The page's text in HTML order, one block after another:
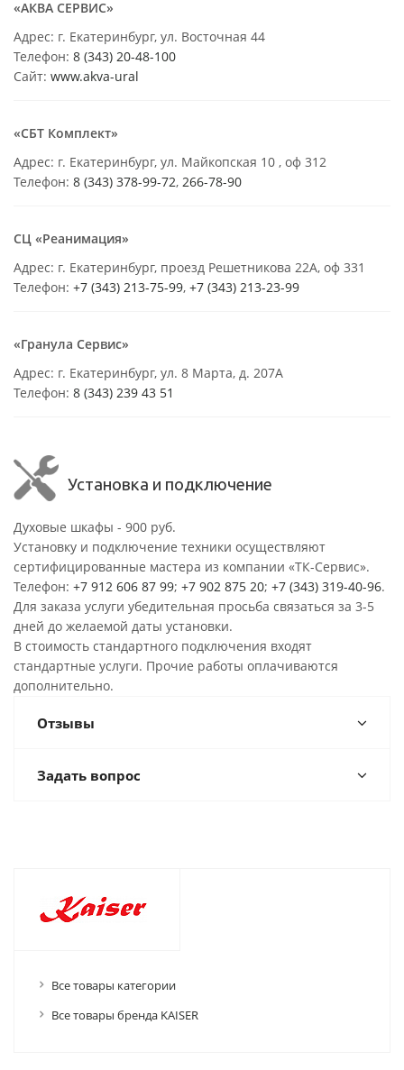
«АКВА СЕРВИС»
Адрес: г. Екатеринбург, ул. Восточная 44
Телефон: 8 (343) 20-48-100
Сайт: www.akva-ural
«СБТ Комплект»
Адрес: г. Екатеринбург, ул. Майкопская 10 , оф 312
Телефон: 8 (343) 378-99-72, 266-78-90
СЦ «Реанимация»
Адрес: г. Екатеринбург, проезд Решетникова 22А, оф 331
Телефон: +7 (343) 213-75-99, +7 (343) 213-23-99
«Гранула Сервис»
Адрес: г. Екатеринбург, ул. 8 Марта, д. 207А
Телефон: 8 (343) 239 43 51
Установка и подключение
Духовые шкафы - 900 руб.
Установку и подключение техники осуществляют
сертифицированные мастера из компании «ТК-Сервис».
Телефон: +7 912 606 87 99; +7 902 875 20; +7 (343) 319-40-96.
Для заказа услуги убедительная просьба связаться за 3-5
дней до желаемой даты установки.
В стоимость стандартного подключения входят
стандартные услуги. Прочие работы оплачиваются
дополнительно.
Отзывы
Задать вопрос
Все товары категории
Все товары бренда KAISER